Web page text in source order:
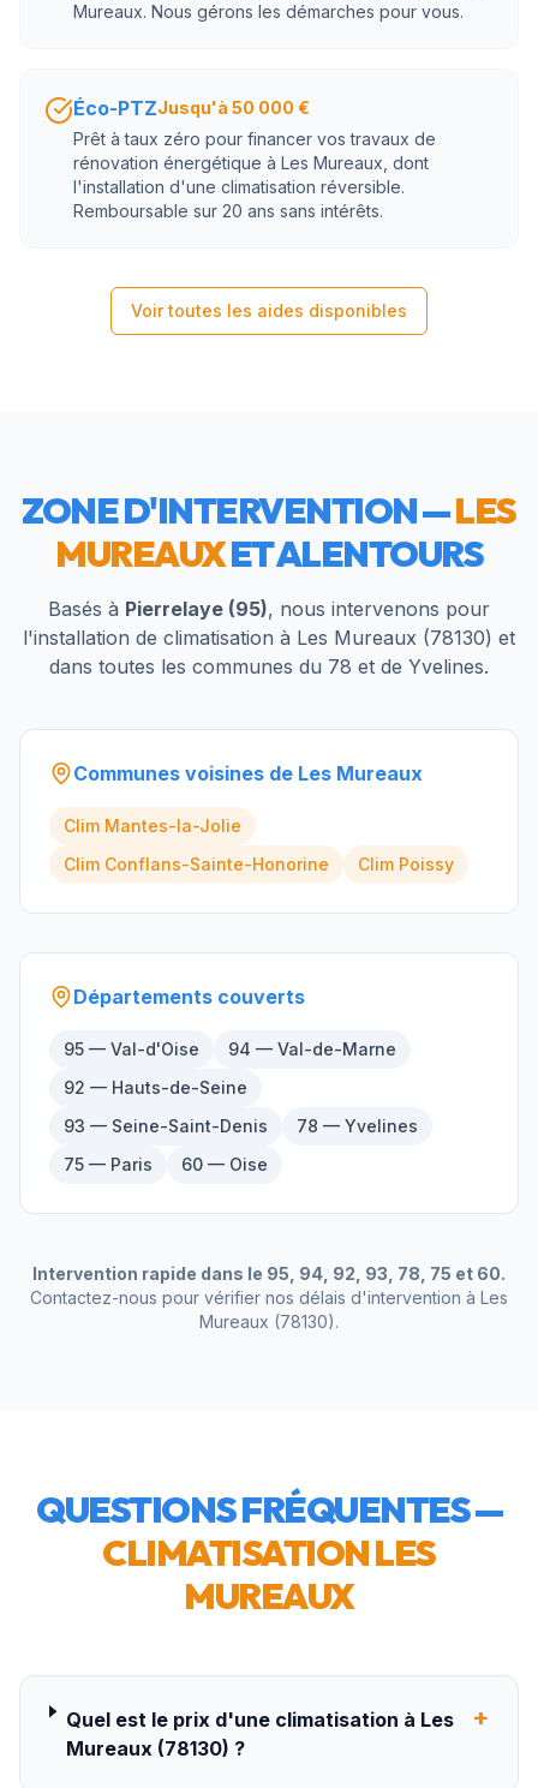
Mureaux. Nous gérons les démarches pour vous.
Éco-PTZJusqu'à 50 000 €
Prêt à taux zéro pour financer vos travaux de
rénovation énergétique à Les Mureaux, dont
l'installation d'une climatisation réversible.
Remboursable sur 20 ans sans intérêts.
Voir toutes les aides disponibles
ZONE D'INTERVENTION —LES
MUREAUXET ALENTOURS
Basés à Pierrelaye (95), nous intervenons pour
l'installation de climatisation à Les Mureaux (78130) et
dans toutes les communes du 78 et de Yvelines.
Communes voisines de Les Mureaux
Clim Mantes-la-Jolie
Clim Conflans-Sainte-Honorine Clim Poissy
Départements couverts
95 — Val-d'Oise
94 — Val-de-Marne
92 — Hauts-de-Seine
93 — Seine-Saint-Denis
78 — Yvelines
75 — Paris
60 — Oise
Intervention rapide dans le 95, 94, 92, 93, 78, 75 et 60.
Contactez-nous pour vérifier nos délais d'intervention à Les
Mureaux (78130).
QUESTIONS FRÉQUENTES —
CLIMATISATIONLES
MUREAUX
Quel est le prix d'une climatisation à Les
Mureaux (78130) ?
+